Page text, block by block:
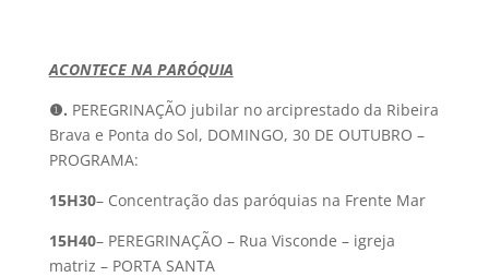
ACONTECE NA PARÓQUIA
❶. PEREGRINAÇÃO jubilar no arciprestado da Ribeira
Brava e Ponta do Sol, DOMINGO, 30 DE OUTUBRO –
PROGRAMA:
15H30– Concentração das paróquias na Frente Mar
15H40– PEREGRINAÇÃO – Rua Visconde – igreja
matriz – PORTA SANTA